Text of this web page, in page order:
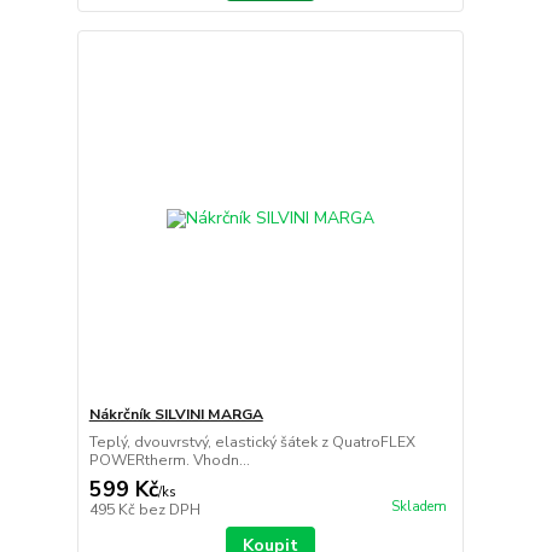
Nákrčník SILVINI MARGA
Teplý, dvouvrstvý, elastický šátek z QuatroFLEX
POWERtherm. Vhodn...
599 Kč/ks
495 Kč bez DPH Skladem
Koupit